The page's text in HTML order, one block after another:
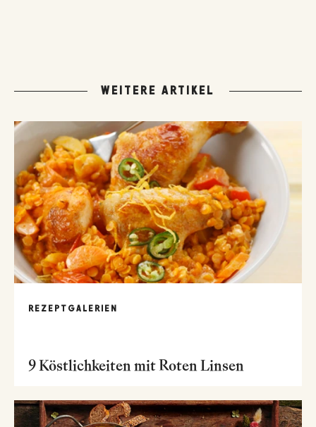
WEITERE ARTIKEL
REZEPTGALERIEN
9 Köstlichkeiten mit Roten Linsen